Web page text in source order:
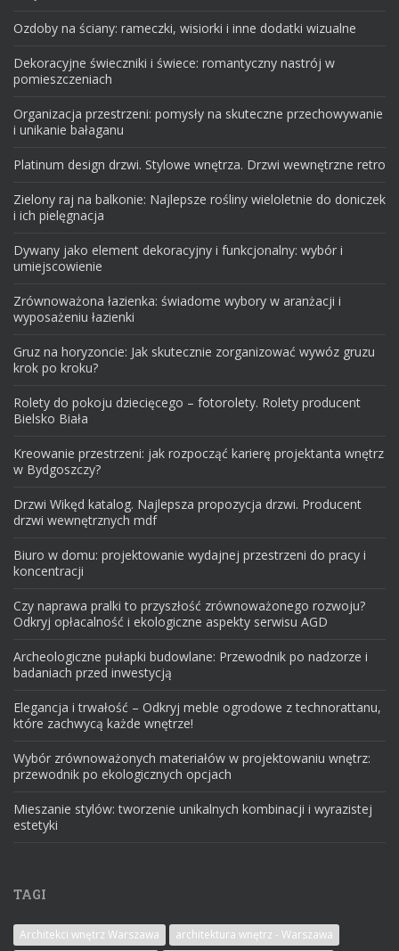
Ozdoby na ściany: rameczki, wisiorki i inne dodatki wizualne
Dekoracyjne świeczniki i świece: romantyczny nastrój w
pomieszczeniach
Organizacja przestrzeni: pomysły na skuteczne przechowywanie
i unikanie bałaganu
Platinum design drzwi. Stylowe wnętrza. Drzwi wewnętrzne retro
Zielony raj na balkonie: Najlepsze rośliny wieloletnie do doniczek
i ich pielęgnacja
Dywany jako element dekoracyjny i funkcjonalny: wybór i
umiejscowienie
Zrównoważona łazienka: świadome wybory w aranżacji i
wyposażeniu łazienki
Gruz na horyzoncie: Jak skutecznie zorganizować wywóz gruzu
krok po kroku?
Rolety do pokoju dziecięcego – fotorolety. Rolety producent
Bielsko Biała
Kreowanie przestrzeni: jak rozpocząć karierę projektanta wnętrz
w Bydgoszczy?
Drzwi Wikęd katalog. Najlepsza propozycja drzwi. Producent
drzwi wewnętrznych mdf
Biuro w domu: projektowanie wydajnej przestrzeni do pracy i
koncentracji
Czy naprawa pralki to przyszłość zrównoważonego rozwoju?
Odkryj opłacalność i ekologiczne aspekty serwisu AGD
Archeologiczne pułapki budowlane: Przewodnik po nadzorze i
badaniach przed inwestycją
Elegancja i trwałość – Odkryj meble ogrodowe z technorattanu,
które zachwycą każde wnętrze!
Wybór zrównoważonych materiałów w projektowaniu wnętrz:
przewodnik po ekologicznych opcjach
Mieszanie stylów: tworzenie unikalnych kombinacji i wyrazistej
estetyki
TAGI
Architekci wnętrz Warszawa
architektura wnętrz - Warszawa